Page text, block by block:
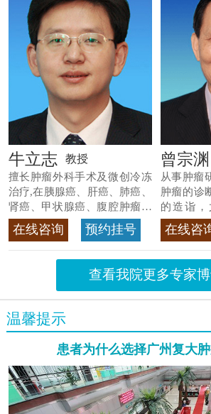
牛立志 教授
擅长肿瘤外科手术及微创冷冻
治疗,在胰腺癌、肝癌、肺癌、
肾癌、甲状腺癌、腹腔肿瘤等
>>查看专家详情
在线咨询 预约挂号
曾宗渊
从事肿瘤
肿瘤的诊
的造诣
癌，迄今
首席专家
在线咨
查看我院更多专家
温馨提示
患者为什么选择广州复大